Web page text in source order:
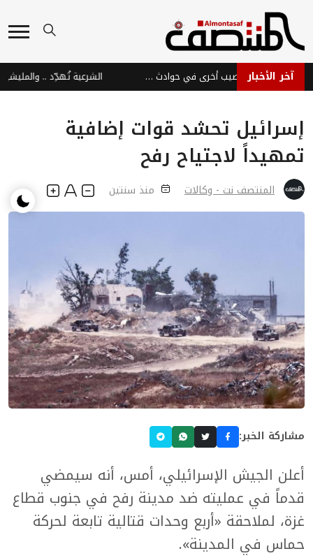
آخر الأخبار صواعق تعز تودي بحياة فتاة وتصيب أخرى في حوادث مأساوية الشرعية تُهدِّد .. والمليشيا
إسرائيل تحشد قوات إضافية
تمهيداً لاجتياح رفح
المنتصف نت - وكالات منذ سنتين
مشاركة الخبر:
أعلن الجيش الإسرائيلي، أمس، أنه سيمضي
قدماً في عمليته ضد مدينة رفح في جنوب قطاع
غزة، لملاحقة «أربع وحدات قتالية تابعة لحركة
حماس في المدينة».